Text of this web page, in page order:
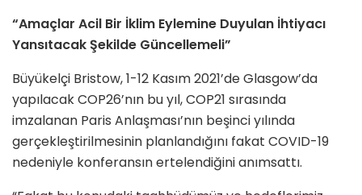
“Amaçlar Acil Bir İklim Eylemine Duyulan İhtiyacı
Yansıtacak Şekilde Güncellemeli”
Büyükelçi Bristow, 1-12 Kasım 2021’de Glasgow’da
yapılacak COP26’nın bu yıl, COP21 sırasında
imzalanan Paris Anlaşması’nın beşinci yılında
gerçekleştirilmesinin planlandığını fakat COVID-19
nedeniyle konferansın ertelendiğini anımsattı.